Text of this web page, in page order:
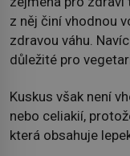
z něj činí vhodnou
zdravou váhu.
důležité pro
Kuskus však není
nebo celiakií,
která obsahuje